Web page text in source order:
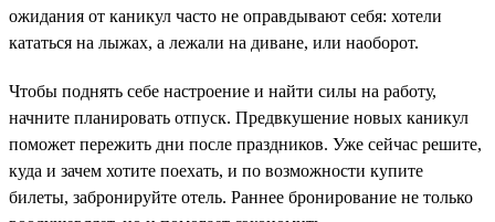
ожидания от каникул часто не оправдывают себя: хотели
кататься на лыжах, а лежали на диване, или наоборот.
Чтобы поднять себе настроение и найти силы на работу,
начните планировать отпуск. Предвкушение новых каникул
поможет пережить дни после праздников. Уже сейчас решите,
куда и зачем хотите поехать, и по возможности купите
билеты, забронируйте отель. Раннее бронирование не только